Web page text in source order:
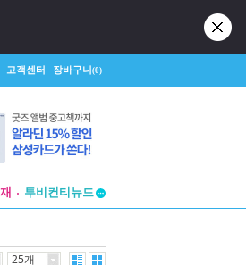
고객센터 장바구니(0)
투비컨티뉴드
25개